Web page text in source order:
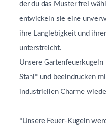
der du das Muster frei
entwickeln sie eine
ihre Langlebigkeit und
unterstreicht.
Unsere Gartenfeuerkugeln
Stahl* und beeindrucken
industriellen Charme
*Unsere Feuer-Kugeln